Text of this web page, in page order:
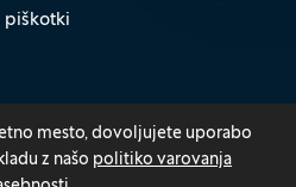
mesto, dovoljujete uporabo
z našo politiko varovanja
piškotki